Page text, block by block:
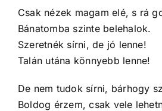
Csak nézek magam elé, s rá
Bánatomba szinte belehalok.
Szeretnék sírni, de jó lenne!
Talán utána könnyebb lenne!
De nem tudok sírni, bárhogy
Boldog érzem, csak vele